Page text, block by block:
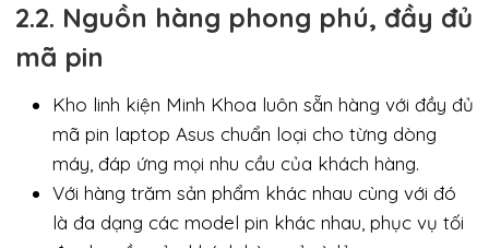
2.2. Nguồn hàng phong phú, đầy đủ
mã pin
Kho linh kiện Minh Khoa luôn sẵn hàng với đầy đủ
mã pin laptop Asus chuẩn loại cho từng dòng
máy, đáp ứng mọi nhu cầu của khách hàng.
Với hàng trăm sản phẩm khác nhau cùng với đó
là đa dạng các model pin khác nhau, phục vụ tối